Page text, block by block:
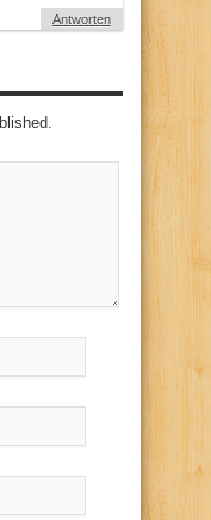
Antworten